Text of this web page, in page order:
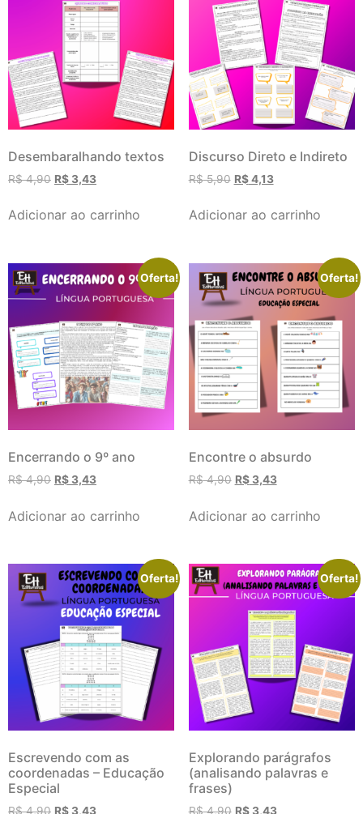
Desembaralhando textos
R$4,90 R$ 3,43
Adicionar ao carrinho
Discurso Direto e Indireto
R$5,90 R$4,13
Adicionar ao carrinho
Oferta!
Encerrando o 9º ano
R$4,90 R$ 3,43
Adicionar ao carrinho
Oferta!
Encontre o absurdo
R$4,90 R$3,43
Adicionar ao carrinho
Oferta!
Escrevendo com as
coordenadas – Educação
Especial
R$4,90 R$ 3,43
Oferta!
Explorando parágrafos
(analisando palavras e
frases)
R$4,90 R$3,43